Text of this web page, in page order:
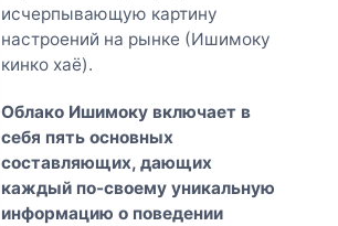
исчерпывающую картину
настроений на рынке (Ишимоку
кинко хаё).
Облако Ишимоку включает в
себя пять основных
составляющих, дающих
каждый по-своему уникальную
информацию о поведении